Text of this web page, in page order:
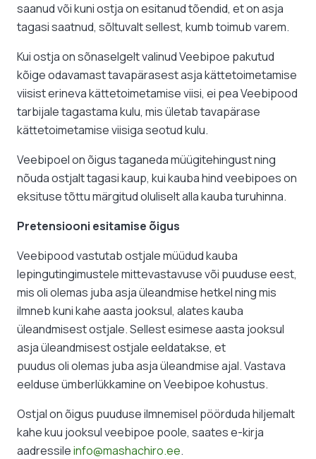
saanud või kuni ostja on esitanud tõendid, et on asja
tagasi saatnud, sõltuvalt sellest, kumb toimub varem.
Kui ostja on sõnaselgelt valinud Veebipoe pakutud
kõige odavamast tavapärasest asja kättetoimetamise
viisist erineva kättetoimetamise viisi, ei pea Veebipood
tarbijale tagastama kulu, mis ületab tavapärase
kättetoimetamise viisiga seotud kulu.
Veebipoel on õigus taganeda müügitehingust ning
nõuda ostjalt tagasi kaup, kui kauba hind veebipoes on
eksituse tõttu märgitud oluliselt alla kauba turuhinna.
Pretensiooni esitamise õigus
Veebipood vastutab ostjale müüdud kauba
lepingutingimustele mittevastavuse või puuduse eest,
mis oli olemas juba asja üleandmise hetkel ning mis
ilmneb kuni kahe aasta jooksul, alates kauba
üleandmisest ostjale. Sellest esimese aasta jooksul
asja üleandmisest ostjale eeldatakse, et
puudus oli olemas juba asja üleandmise ajal. Vastava
eelduse ümberlükkamine on Veebipoe kohustus.
Ostjal on õigus puuduse ilmnemisel pöörduda hiljemalt
kahe kuu jooksul veebipoe poole, saates e-kirja
aadressileinfo@mashachiro.ee.